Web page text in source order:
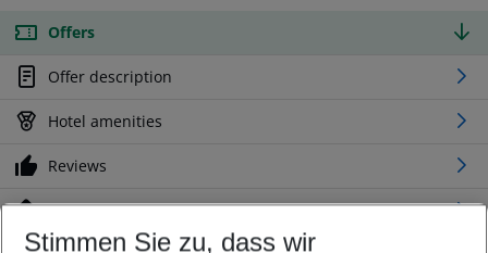
Offers
Offer description
Hotel amenities
Reviews
Location
Stimmen Sie zu, dass wir